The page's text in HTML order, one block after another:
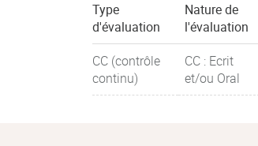
Type
d'évaluation
Nature de
l'évaluation
CC (contrôle
continu)
CC : Ecrit
et/ou Oral